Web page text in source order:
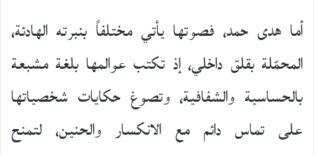
أما هدى حمد، فصوتها يأتي مختلفاً بنبرته الهادئة،
المحمّلة بقلق داخلي، إذ تكتب عوالمها بلغة مشبعة
بالحساسية والشفافية، وتصوغ حكايات شخصياتها
على تماس دائم مع الانكسار والحنين، لتمنح